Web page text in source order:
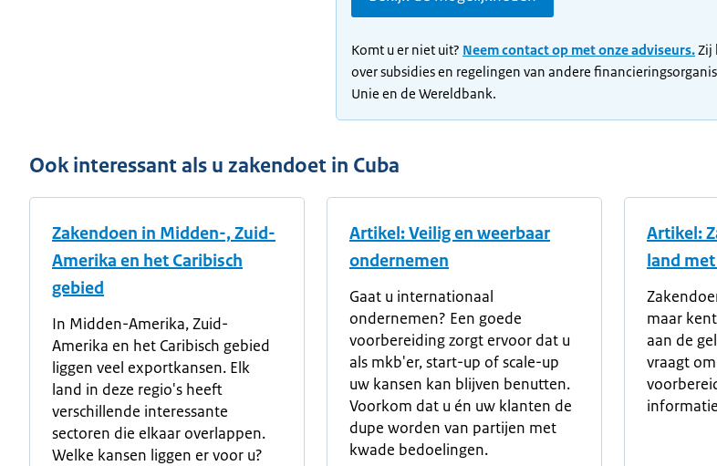
Komt u er niet uit? Neem contact op met onze adviseurs.Zij
over subsidies en regelingen van andere
Unie en de Wereldbank.
Ook interessant als u zakendoet in Cuba
Zakendoen in Midden-, Zuid-
Amerika en het Caribisch
gebied
In Midden-Amerika, Zuid-
Amerika en het Caribisch gebied
liggen veel exportkansen. Elk
land in deze regio's heeft
verschillende interessante
sectoren die elkaar overlappen.
Welke kansen liggen er voor u?
Artikel: Veilig en weerbaar
ondernemen
Gaat u internationaal
ondernemen? Een goede
voorbereiding zorgt ervoor dat u
als mkb'er, start-up of scale-up
uw kansen kan blijven benutten.
Voorkom dat u én uw klanten de
dupe worden van partijen met
kwade bedoelingen.
Artikel:
land
maar
aan de
vraagt